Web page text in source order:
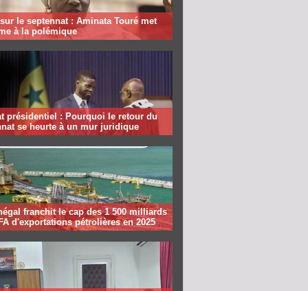
le septennat : Aminata Touré met
à la polémique
présidentiel : Pourquoi le retour du
se heurte à un mur juridique
franchit le cap des 1 500 milliards
d'exportations pétrolières en 2025